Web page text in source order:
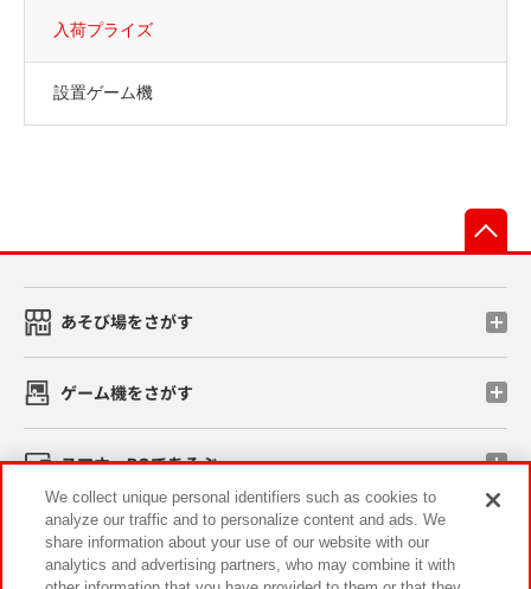
入荷プライズ
設置ゲーム機
あそび場をさがす
ゲーム機をさがす
スマホ・PCであそぶ
イベント・キャンペーン
We collect unique personal identifiers such as cookies to
analyze our traffic and to personalize content and ads. We
share information about your use of our website with our
analytics and advertising partners, who may combine it with